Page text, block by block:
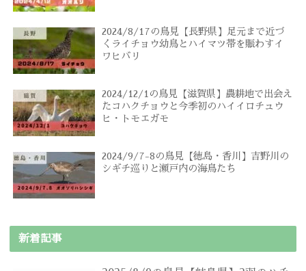
2024/8/17の鳥見【長野県】足元まで近づ
くライチョウ幼鳥とハイマツ帯を賑わすイ
ワヒバリ
2024/12/1の鳥見【滋賀県】農耕地で出会え
たコハクチョウと今季初のハイイロチュウ
ヒ・トモエガモ
2024/9/7-8の鳥見【徳島・香川】吉野川の
シギチ巡りと瀬戸内の海鳥たち
新着記事